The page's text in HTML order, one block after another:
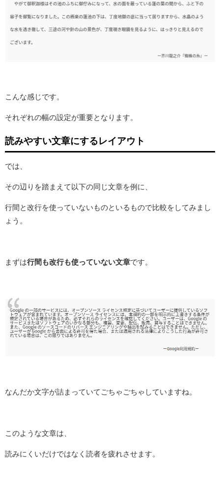
こんな感じです。
それぞれの幅の設定が重要となります。
読みやすい文章にするレイアウト
では、
その辺りを踏まえて以下の同じ文章を例に、
行間と改行を使っていないものといるもので比較をしてみまし
ょう。
まずは行間も改行も使っていない文章です。
なんだか文字が詰まっていてごちゃごちゃしていますね。
このような文章は、
読みにくいだけではなく読者を疲れさせます。